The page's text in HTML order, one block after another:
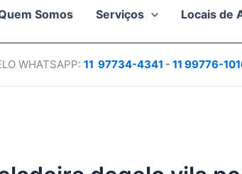
Somos Serviços Locais de
WHATSAPP: 11 97734-4341 - 11 99776-